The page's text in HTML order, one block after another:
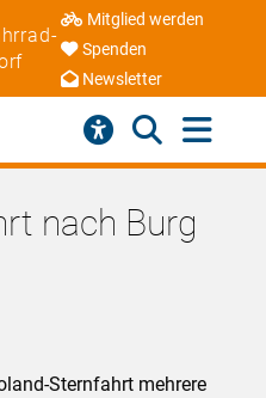
Mitglied werden
Spenden
Newsletter
nach Burg
Sternfahrt mehrere